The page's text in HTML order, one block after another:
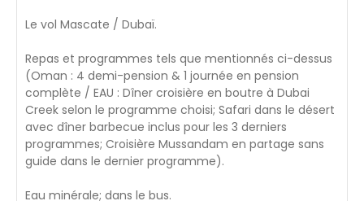
Le vol Mascate / Dubaï.
Repas et programmes tels que mentionnés ci-dessus
(Oman : 4 demi-pension & 1 journée en pension
complète / EAU : Dîner croisière en boutre à Dubai
Creek selon le programme choisi; Safari dans le désert
avec dîner barbecue inclus pour les 3 derniers
programmes; Croisière Mussandam en partage sans
guide dans le dernier programme).
Eau minérale; dans le bus.